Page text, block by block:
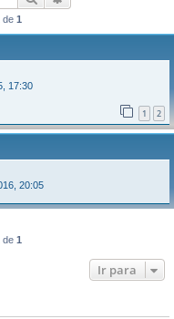
de 1
17:30
1 2
20:05
de 1
Ir para